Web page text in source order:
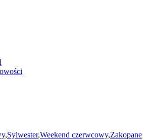
,Sylwester,Weekend czerwcowy,Zakopane